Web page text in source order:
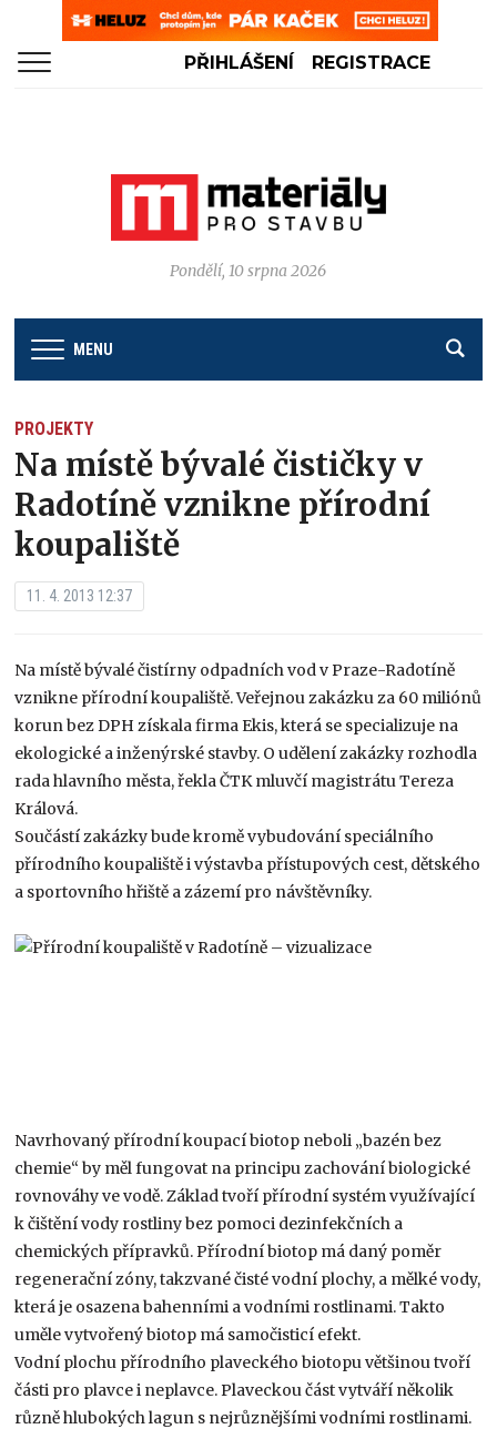
PŘIHLÁŠENÍ REGISTRACE
Pondělí, 10 srpna 2026
MENU
PROJEKTY
Na místě bývalé čističky v
Radotíně vznikne přírodní
koupaliště
11. 4. 2013 12:37
Na místě bývalé čistírny odpadních vod v Praze-Radotíně
vznikne přírodní koupaliště. Veřejnou zakázku za 60 miliónů
korun bez DPH získala firma Ekis, která se specializuje na
ekologické a inženýrské stavby. O udělení zakázky rozhodla
rada hlavního města, řekla ČTK mluvčí magistrátu Tereza
Králová.
Součástí zakázky bude kromě vybudování speciálního
přírodního koupaliště i výstavba přístupových cest, dětského
a sportovního hřiště a zázemí pro návštěvníky.
Navrhovaný přírodní koupací biotop neboli „bazén bez
chemie“ by měl fungovat na principu zachování biologické
rovnováhy ve vodě. Základ tvoří přírodní systém využívající
k čištění vody rostliny bez pomoci dezinfekčních a
chemických přípravků. Přírodní biotop má daný poměr
regenerační zóny, takzvané čisté vodní plochy, a mělké vody,
která je osazena bahenními a vodními rostlinami. Takto
uměle vytvořený biotop má samočisticí efekt.
Vodní plochu přírodního plaveckého biotopu většinou tvoří
části pro plavce i neplavce. Plaveckou část vytváří několik
různě hlubokých lagun s nejrůznějšími vodními rostlinami.